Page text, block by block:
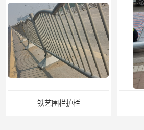
铁艺围栏护栏